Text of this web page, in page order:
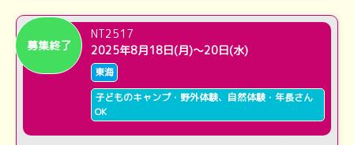
募集終了
NT2517
2025年8月18日(月)～20日(水)
東海
子どものキャンプ・野外体験、自然体験・年長さん
OK